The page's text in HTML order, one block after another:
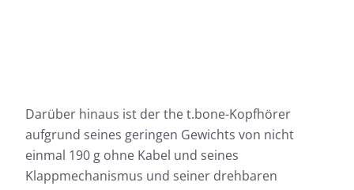
Darüber hinaus ist der the t.bone-Kopfhörer
aufgrund seines geringen Gewichts von nicht
einmal 190 g ohne Kabel und seines
Klappmechanismus und seiner drehbaren